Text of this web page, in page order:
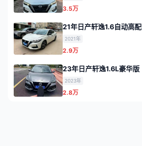
3.5万
21年日产轩逸1.6自动高配
2021年
2.9万
23年日产轩逸1.6L豪华版
2023年
2.8万